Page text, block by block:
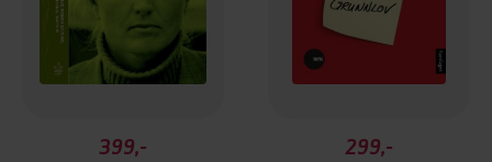
399,-
299,-